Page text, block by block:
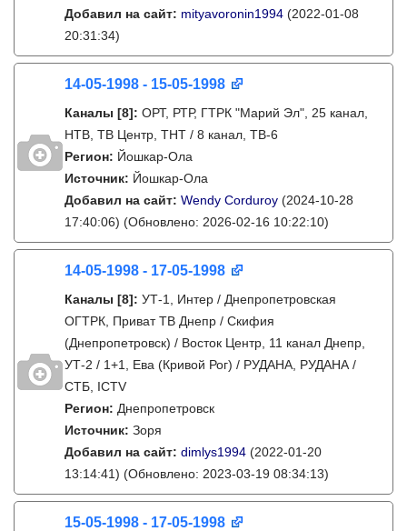
Добавил на сайт: mityavoronin1994 (2022-01-08
20:31:34)
14-05-1998 - 15-05-1998
Каналы [8]: ОРТ, РТР, ГТРК "Марий Эл", 25 канал,
НТВ, ТВ Центр, ТНТ / 8 канал, ТВ-6
Регион: Йошкар-Ола
Источник: Йошкар-Ола
Добавил на сайт: Wendy Corduroy (2024-10-28
17:40:06) (Обновлено: 2026-02-16 10:22:10)
14-05-1998 - 17-05-1998
Каналы [8]: УТ-1, Интер / Днепропетровская
ОГТРК, Приват ТВ Днепр / Скифия
(Днепропетровск) / Восток Центр, 11 канал Днепр,
УТ-2 / 1+1, Ева (Кривой Рог) / РУДАНА, РУДАНА /
СТБ, ICTV
Регион: Днепропетровск
Источник: Зоря
Добавил на сайт: dimlys1994 (2022-01-20
13:14:41) (Обновлено: 2023-03-19 08:34:13)
15-05-1998 - 17-05-1998